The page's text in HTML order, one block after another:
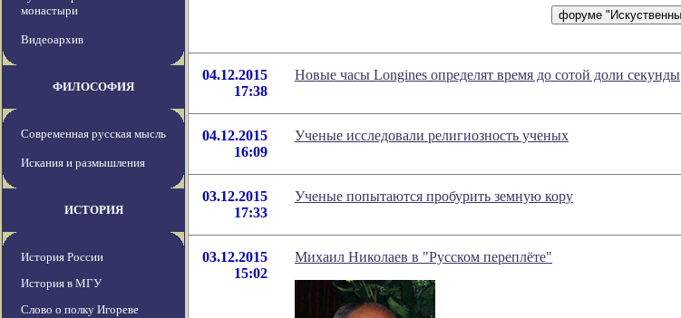
монастыри
Видеоархив
ФИЛОСОФИЯ
Современная русская мысль
Искания и размышления
ИСТОРИЯ
История России
История в МГУ
Слово о полку Игореве
04.12.2015
17:38
Новые часы Longines определят время до сотой доли секунды
04.12.2015
16:09
Ученые исследовали религиозность ученых
03.12.2015
17:33
Ученые попытаются пробурить земную кору
03.12.2015
15:02
Михаил Николаев в "Русском переплёте"